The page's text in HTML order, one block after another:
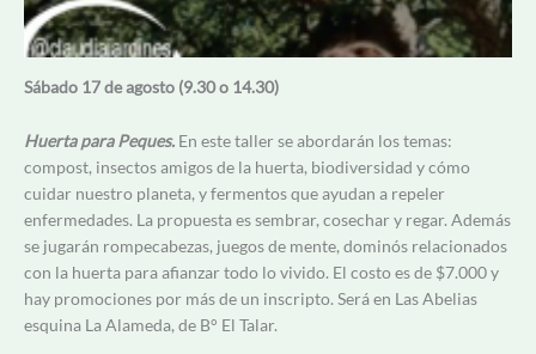
Sábado 17 de agosto (9.30 o 14.30)
Huerta para Peques. En este taller se abordarán los temas:
compost, insectos amigos de la huerta, biodiversidad y cómo
cuidar nuestro planeta, y fermentos que ayudan a repeler
enfermedades. La propuesta es sembrar, cosechar y regar. Además
se jugarán rompecabezas, juegos de mente, dominós relacionados
con la huerta para afianzar todo lo vivido. El costo es de $7.000 y
hay promociones por más de un inscripto. Será en Las Abelias
esquina La Alameda, de B° El Talar.